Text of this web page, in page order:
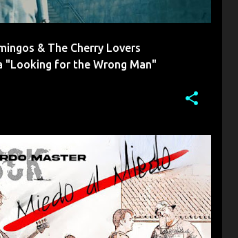
& The Cherry Lovers
"Looking for the Wrong Man"
EEMERGENTES